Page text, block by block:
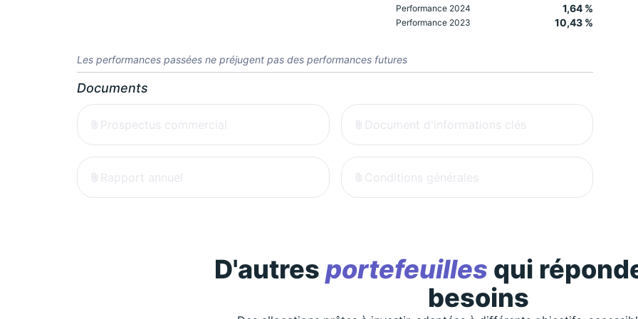
Performance 2024 1,64 %
Performance 2023 10,43 %
Les performances passées ne préjugent pas des performances futures
Documents
Prospectus commercial Document d'informations clés
Rapport annuel Conditions générales
D'autres portefeuilles qui
besoins